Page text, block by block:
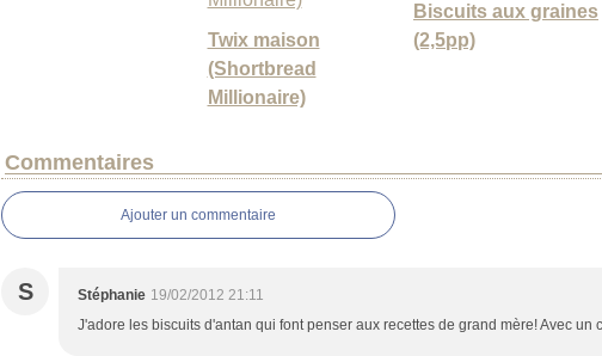
Twix maison
(Shortbread
Millionaire)
Biscuits aux graines
(2,5pp)
Commentaires
Ajouter un commentaire
S Stéphanie 19/02/2012 21:11
J'adore les biscuits d'antan qui font penser aux recettes de grand mère! Avec un